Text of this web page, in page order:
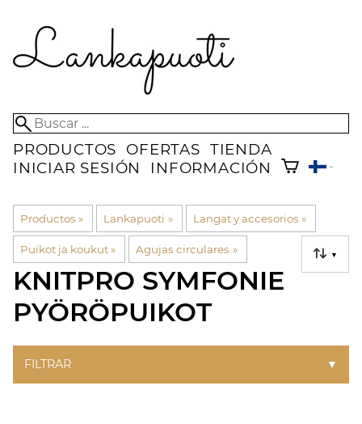
PRODUCTOS OFERTAS TIENDA
INICIAR SESIÓN
INFORMACIÓN
Productos ‪» Lankapuoti ‪» Langat y accesorios ‪»
Puikot ja koukut‪» Agujas circulares ‪» ▼
KNITPRO SYMFONIE
PYÖRÖPUIKOT
FILTRAR ▼